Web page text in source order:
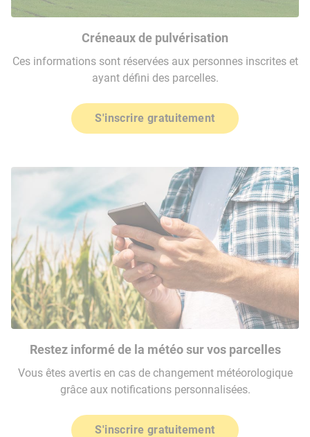
Créneaux de pulvérisation
Ces informations sont réservées aux personnes inscrites et
ayant défini des parcelles.
S'inscrire gratuitement
Restez informé de la météo sur vos parcelles
Vous êtes avertis en cas de changement météorologique
grâce aux notifications personnalisées.
S'inscrire gratuitement